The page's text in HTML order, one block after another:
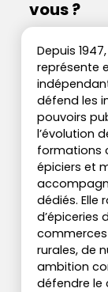
vous ?
Depuis
représente
défend les
pouvoirs
l’évolution
formations
épiciers et
dédiés. Elle
d’épiceries
commerces
rurales, de
ambition
défendre le